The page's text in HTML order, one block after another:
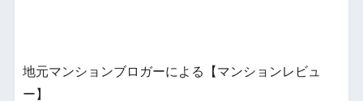
地元マンションブロガーによる【マンションレビュ
ー】